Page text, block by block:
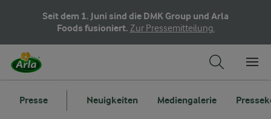
Seit dem 1. Juni sind die DMK Group und Arla
Foods fusioniert. Zur Pressemitteilung.
Presse Neuigkeiten Mediengalerie